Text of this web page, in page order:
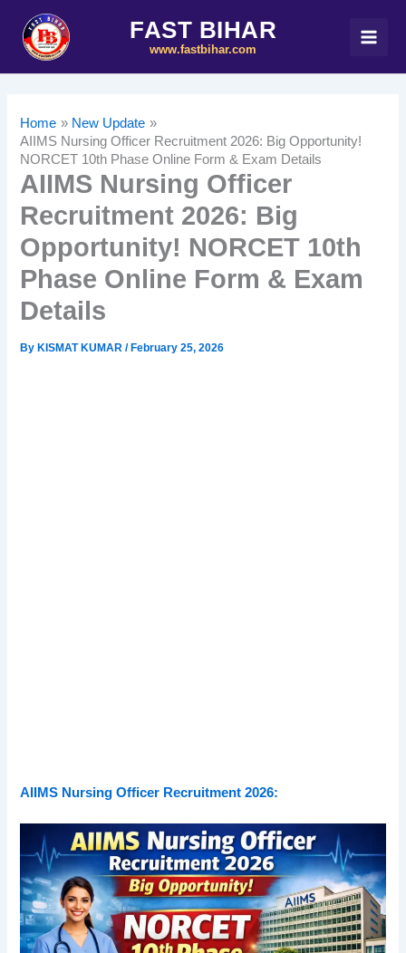
content
FAST BIHAR
www.fastbihar.com
Home
New Update
AIIMS Nursing Officer Recruitment 2026: Big Opportunity!
NORCET 10th Phase Online Form & Exam Details
AIIMS Nursing Officer
Recruitment 2026: Big
Opportunity! NORCET 10th
Phase Online Form & Exam
Details
By KISMAT KUMAR/ February 25, 2026
AIIMS Nursing Officer Recruitment 2026: